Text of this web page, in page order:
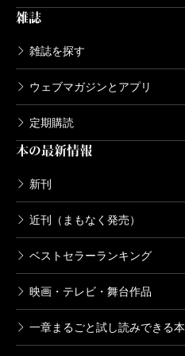
雑誌
雑誌を探す
ウェブマガジンとアプリ
定期購読
本の最新情報
新刊
近刊（まもなく発売）
ベストセラーランキング
映画・テレビ・舞台作品
一章まるごと試し読みできる本